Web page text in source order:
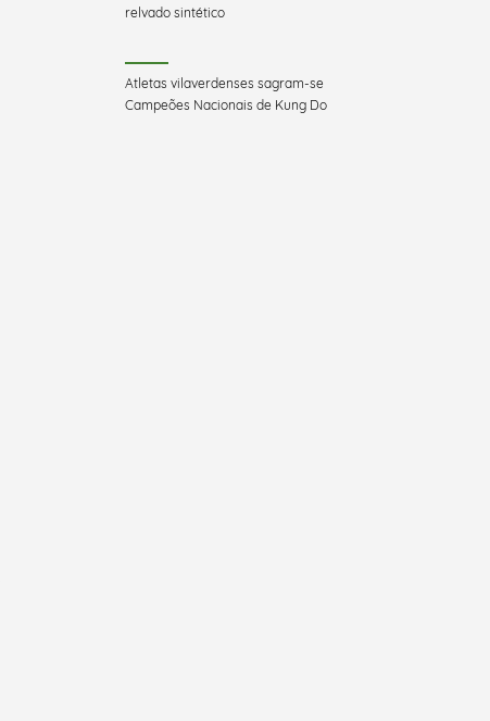
relvado sintético
Atletas vilaverdenses sagram-se
Campeões Nacionais de Kung Do